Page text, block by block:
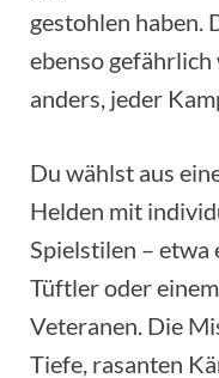
gestohlen haben.
ebenso gefährlich
anders, jeder
Du wählst aus
Helden mit
Spielstilen –
Tüftler oder
Veteranen. Die
Tiefe, rasanten